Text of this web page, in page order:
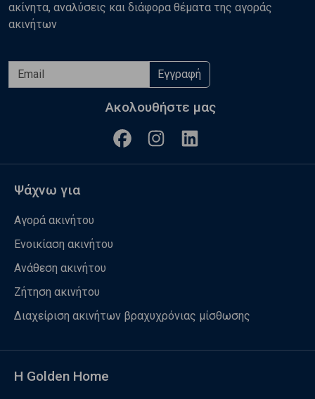
ακίνητα, αναλύσεις και διάφορα θέματα της αγοράς
ακινήτων
Εγγραφή
Ακολουθήστε μας
Ψάχνω για
Αγορά ακινήτου
Ενοικίαση ακινήτου
Ανάθεση ακινήτου
Ζήτηση ακινήτου
Διαχείριση ακινήτων βραχυχρόνιας μίσθωσης
Η Golden Home